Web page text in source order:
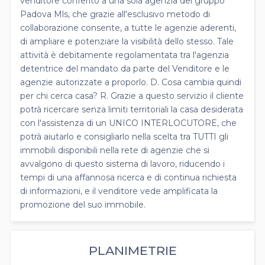
Padova Mls, che grazie all'esclusivo metodo di
collaborazione consente, a tutte le agenzie aderenti,
di ampliare e potenziare la visibilità dello stesso. Tale
attività è debitamente regolamentata tra l'agenzia
detentrice del mandato da parte del Venditore e le
agenzie autorizzate a proporlo. D. Cosa cambia quindi
per chi cerca casa? R. Grazie a questo servizio il cliente
potrà ricercare senza limiti territoriali la casa desiderata
con l'assistenza di un UNICO INTERLOCUTORE, che
potrà aiutarlo e consigliarlo nella scelta tra TUTTI gli
immobili disponibili nella rete di agenzie che si
avvalgono di questo sistema di lavoro, riducendo i
tempi di una affannosa ricerca e di continua richiesta
di informazioni, e il venditore vede amplificata la
promozione del suo immobile.
PLANIMETRIE